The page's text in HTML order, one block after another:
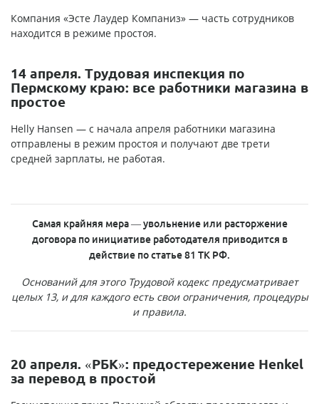
Компания «Эсте Лаудер Компаниз» — часть сотрудников
находится в режиме простоя.
14 апреля. Трудовая инспекция по
Пермскому краю: все работники магазина в
простое
Helly Hansen — с начала апреля работники магазина
отправлены в режим простоя и получают две трети
средней зарплаты, не работая.
Самая крайняя мера — увольнение или расторжение
договора по инициативе работодателя приводится в
действие по статье 81 ТК РФ.
Оснований для этого Трудовой кодекс предусматривает
целых 13, и для каждого есть свои ограничения, процедуры
и правила.
20 апреля. «РБК»: предостережение Henkel
за перевод в простой